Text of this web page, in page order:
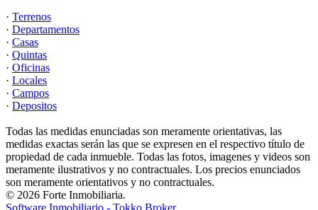
· Terrenos
· Departamentos
· Casas
· Quintas
· Oficinas
· Locales
· Campos
· Depositos
Todas las medidas enunciadas son meramente orientativas, las
medidas exactas serán las que se expresen en el respectivo título de
propiedad de cada inmueble. Todas las fotos, imagenes y videos son
meramente ilustrativos y no contractuales. Los precios enunciados
son meramente orientativos y no contractuales.
© 2026 Forte Inmobiliaria.